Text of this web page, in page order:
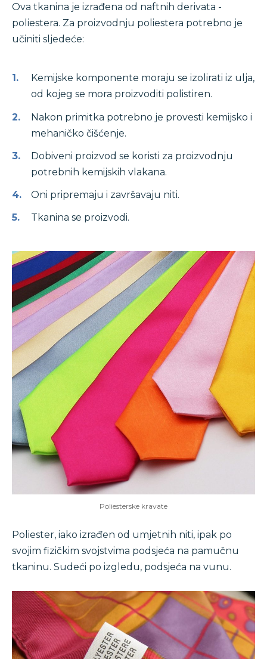
Ova tkanina je izrađena od naftnih derivata -
poliestera. Za proizvodnju poliestera potrebno je
učiniti sljedeće:
Kemijske komponente moraju se izolirati iz ulja,
od kojeg se mora proizvoditi polistiren.
Nakon primitka potrebno je provesti kemijsko i
mehaničko čišćenje.
Dobiveni proizvod se koristi za proizvodnju
potrebnih kemijskih vlakana.
Oni pripremaju i završavaju niti.
Tkanina se proizvodi.
Poliesterske kravate
Poliester, iako izrađen od umjetnih niti, ipak po
svojim fizičkim svojstvima podsjeća na pamučnu
tkaninu. Sudeći po izgledu, podsjeća na vunu.